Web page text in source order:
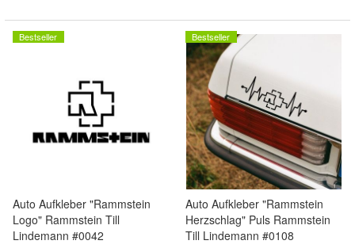
Bestseller
Auto Aufkleber "Rammstein
Logo" Rammstein Till
Lindemann #0042
Bestseller
Auto Aufkleber "Rammstein
Herzschlag" Puls Rammstein
Till Lindemann #0108